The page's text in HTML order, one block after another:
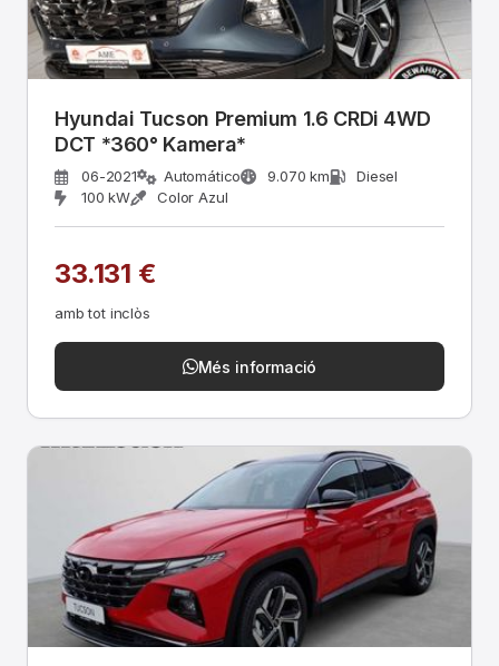
Hyundai Tucson Premium 1.6 CRDi 4WD
DCT *360° Kamera*
06-2021 Automático 9.070 km
Diesel
100 kW
Color Azul
33.131 €
amb tot inclòs
Més informació